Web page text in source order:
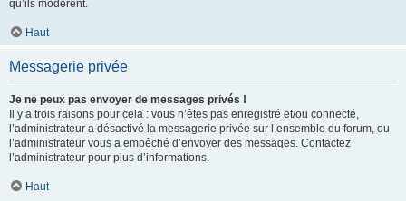
qu’ils modèrent.
Haut
Messagerie privée
Je ne peux pas envoyer de messages privés !
Il y a trois raisons pour cela : vous n’êtes pas enregistré et/ou connecté,
l’administrateur a désactivé la messagerie privée sur l’ensemble du forum, ou
l’administrateur vous a empêché d’envoyer des messages. Contactez
l’administrateur pour plus d’informations.
Haut